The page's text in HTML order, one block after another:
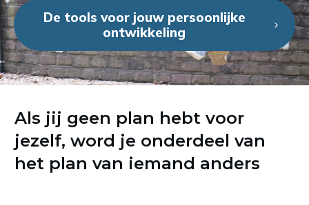
De tools voor jouw persoonlijke
ontwikkeling
Als jij geen plan hebt voor
jezelf, word je onderdeel van
het plan van iemand anders